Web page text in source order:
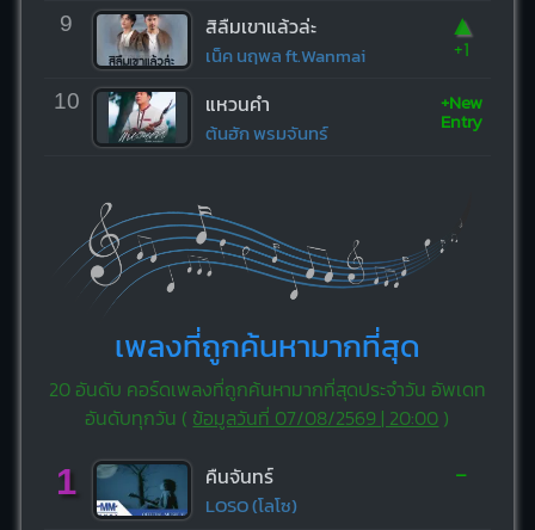
9 สิลืมเขาแล้วล่ะ
เน็ค นฤพล ft.Wanmai
▲
+1
10 แหวนคำ
ต้นฮัก พรมจันทร์
+New
Entry
เพลงที่ถูกค้นหามากที่สุด
20 อันดับ คอร์ดเพลงที่ถูกค้นหามากที่สุดประจำวัน อัพเดท
อันดับทุกวัน ( ข้อมูลวันที่ 07/08/2569 | 20:00 )
1 คืนจันทร์
LOSO (โลโซ)
-